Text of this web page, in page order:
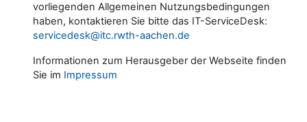
vorliegenden Allgemeinen Nutzungsbedingungen
haben, kontaktieren Sie bitte das IT-ServiceDesk:
servicedesk@itc.rwth-aachen.de
Informationen zum Herausgeber der Webseite finden
Sie im Impressum